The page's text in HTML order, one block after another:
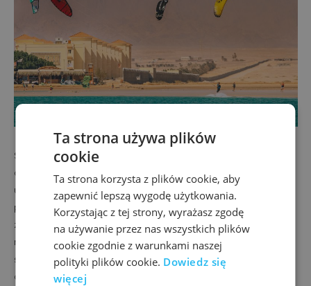
Same spoty są praktycznie tak dobre jak Półwysep. Dno
czasem przyniesie jakiś kamyczek lub muszelkę, dlatego
uczymy się w butach neoprenowych, ale to praktycznie jedyna
przywara. Plusem natomiast jest wiatr, który wieje często jak w
zegarku pozwalając Ci zaplanować dzień. Rano śniadanko,
najgorsze upały przeżyte na relaksie podczas orzeźwiającej
sesyjki na wodzie i czas wolny. Do wykorzystania aż za dużo
dobrodziejstw natury. Nurkowanie z rurką lub aparatem
Ta strona używa plików
cookie
Ta strona korzysta z plików cookie, aby
zapewnić lepszą wygodę użytkowania.
Korzystając z tej strony, wyrażasz zgodę
na używanie przez nas wszystkich plików
cookie zgodnie z warunkami naszej
polityki plików cookie. Dowiedz się
więcej